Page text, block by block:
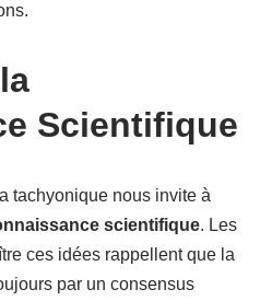
Scientifique
tachyonique nous invite à
scientifique. Les
ces idées rappellent que la
par un consensus